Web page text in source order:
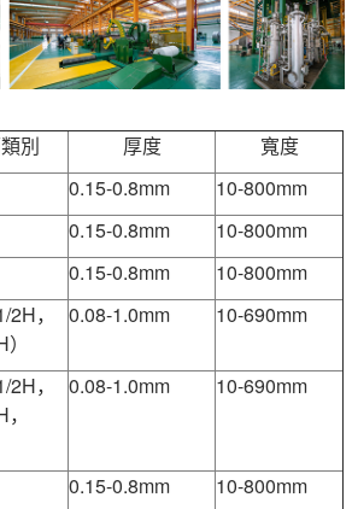
別 厚度
寬度
0.15-0.8mm
10-800mm
0.15-0.8mm
10-800mm
0.15-0.8mm
10-800mm
，
0.08-1.0mm 10-690mm
，
0.08-1.0mm 10-690mm
0.15-0.8mm
10-800mm